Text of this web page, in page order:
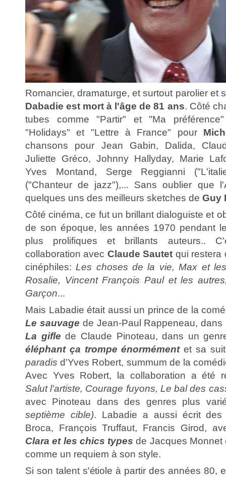
Romancier, dramaturge, et surtout parolier et
Dabadie est mort à l'âge de 81 ans. Côté
tubes comme "Partir" et "Ma
"Holidays" et "Lettre à France" pour
chansons pour Jean Gabin, Dalida,
Juliette Gréco, Johnny Hallyday, Marie
Yves Montand, Serge Reggianni
("Chanteur de jazz"),... Sans oublier que
quelques uns des meilleurs sketches de Guy
Côté cinéma, ce fut un brillant dialoguiste et
de son époque, les années 1970 pendant
plus prolifiques et brillants auteurs..
collaboration avec Claude Sautet qui restera
cinéphiles: Les choses de la vie, Max et
Rosalie, Vincent François Paul et les
Garçon...
Mais Labadie était aussi un prince de la
Le sauvage de Jean-Paul Rappeneau,
La gifle de Claude Pinoteau, dans un
éléphant ça trompe énormémentet sa
paradis d'Yves Robert, summum de la
Avec Yves Robert, la collaboration a été
Salut l'artiste, Courage fuyons, Le bal des
avec Pinoteau dans des genres plus
septième cible). Labadie a aussi écrit
Broca, François Truffaut, Francis Girod,
Clara et les chics types de Jacques
comme un requiem à son style.
Si son talent s'étiole à partir des années 80,